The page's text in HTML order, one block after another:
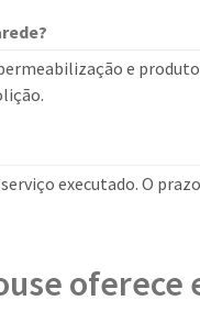
e
executado. O
oferece